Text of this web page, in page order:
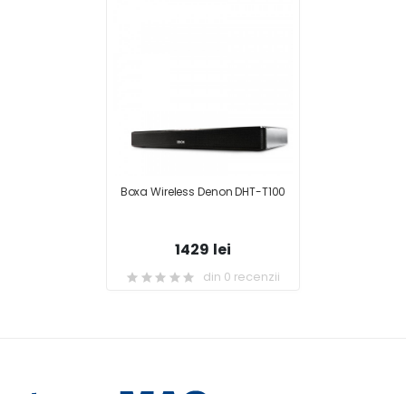
Boxa Wireless Denon DHT-T100
1429 lei
din 0 recenzii